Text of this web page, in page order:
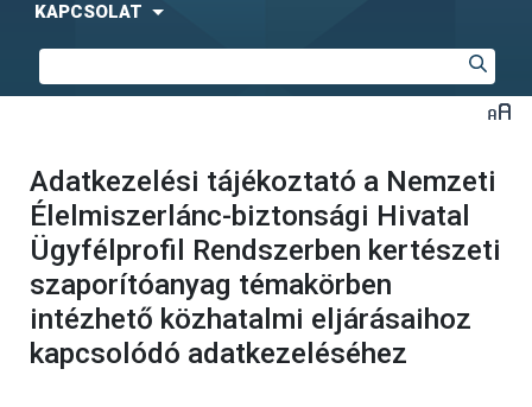
KAPCSOLAT
Adatkezelési tájékoztató a Nemzeti
Élelmiszerlánc-biztonsági Hivatal
Ügyfélprofil Rendszerben kertészeti
szaporítóanyag témakörben
intézhető közhatalmi eljárásaihoz
kapcsolódó adatkezeléséhez